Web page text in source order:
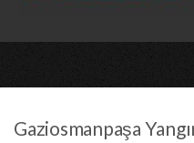
Gaziosmanpaşa